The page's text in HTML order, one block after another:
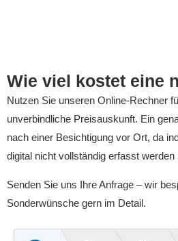
Wie viel kostet eine
Nutzen Sie unseren Online-Rechner
unverbindliche Preisauskunft. Ein
nach einer Besichtigung vor Ort, da
digital nicht vollständig erfasst werden
Senden Sie uns Ihre Anfrage – wir
Sonderwünsche gern im Detail.